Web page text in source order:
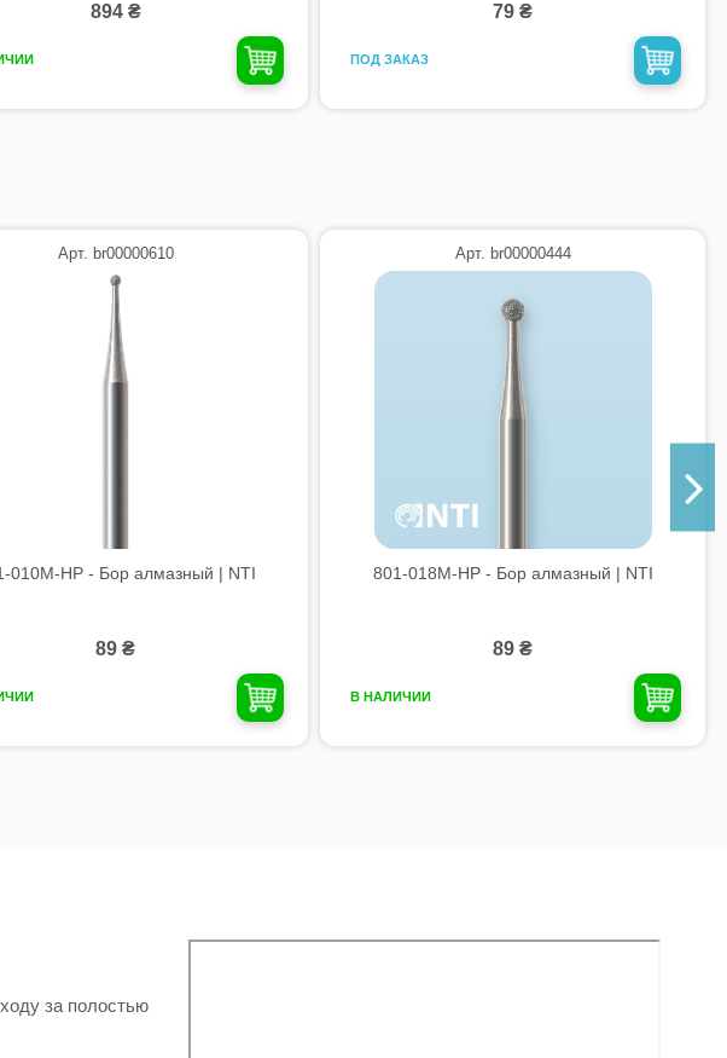
894 ₴ 79 ₴
ПОД ЗАКАЗ
Арт. br00000610
010M-HP - Бор алмазный | NTI
89 ₴
Арт. br00000444
801-018M-HP - Бор алмазный | NTI
89 ₴
В НАЛИЧИИ
за полостью